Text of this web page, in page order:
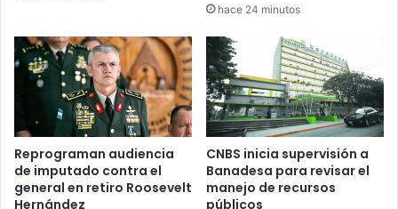
hace 24 minutos
Reprograman audiencia
de imputado contra el
general en retiro Roosevelt
Hernández
CNBS inicia supervisión a
Banadesa para revisar el
manejo de recursos
públicos